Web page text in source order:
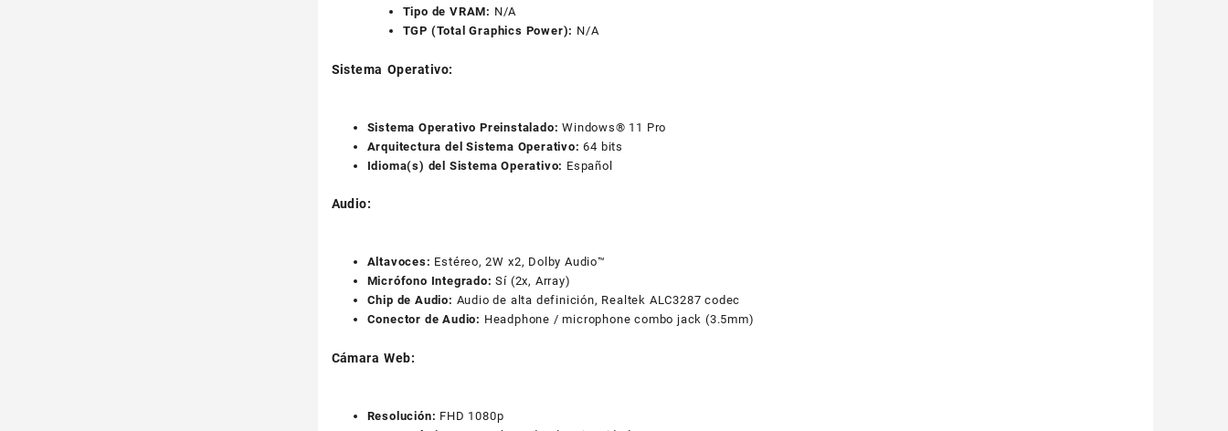
Tipo de VRAM: N/A
TGP (Total Graphics Power): N/A
Sistema Operativo:
Sistema Operativo Preinstalado: Windows® 11 Pro
Arquitectura del Sistema Operativo: 64 bits
Idioma(s) del Sistema Operativo: Español
Audio:
Altavoces: Estéreo, 2W x2, Dolby Audio™
Micrófono Integrado: Sí (2x, Array)
Chip de Audio: Audio de alta definición, Realtek ALC3287 codec
Conector de Audio: Headphone / microphone combo jack (3.5mm)
Cámara Web:
Resolución: FHD 1080p